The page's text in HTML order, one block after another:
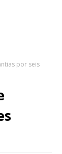
por seis